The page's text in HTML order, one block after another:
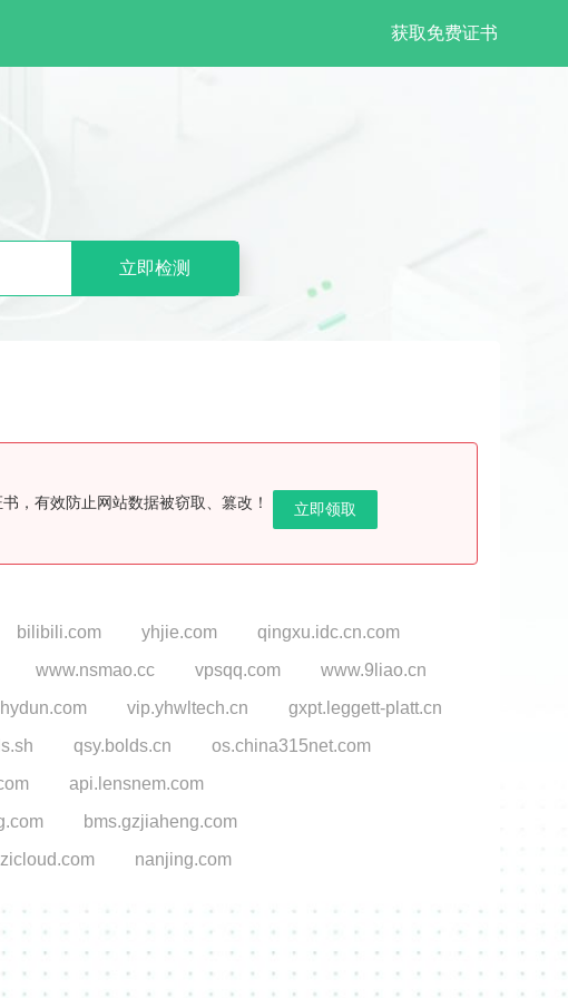
获取免费证书
立即检测
，有效防止网站数据被窃取、篡改！ 立即领取
bilibili.com yhjie.com
qingxu.idc.cn.com
www.nsmao.cc vpsqq.com
www.9liao.cn
hydun.com vip.yhwltech.cn
gxpt.leggett-platt.cn
qsy.bolds.cn
os.china315net.com
api.lensnem.com
bms.gzjiaheng.com
nanjing.com